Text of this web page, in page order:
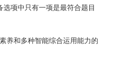
选项中只有一项是最符合题目
和多种智能综合运用能力的